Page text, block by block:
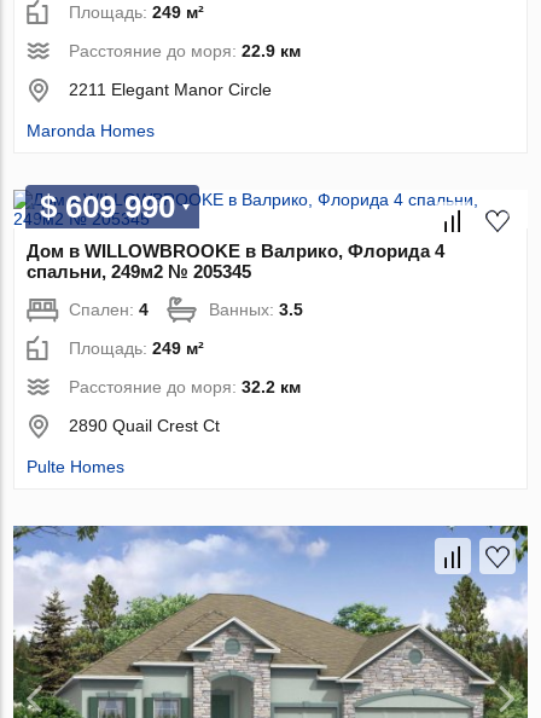
Площадь:249 м²
Расстояние до моря:22.9 км
2211 Elegant Manor Circle
Maronda Homes
$ 609 990
Дом в WILLOWBROOKE в Валрико, Флорида 4
спальни, 249м2 № 205345
Спален:4 Ванных:3.5
Площадь:249 м²
Расстояние до моря:32.2 км
2890 Quail Crest Ct
Pulte Homes